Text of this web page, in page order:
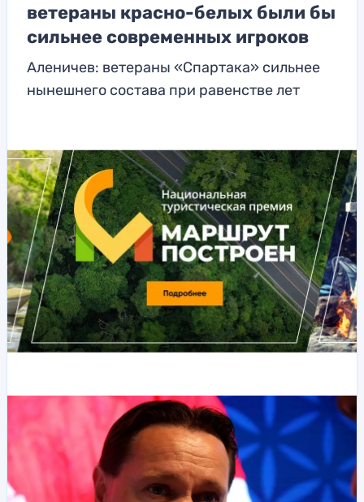
ветераны красно-белых были бы
сильнее современных игроков
Аленичев: ветераны «Спартака» сильнее
нынешнего состава при равенстве лет